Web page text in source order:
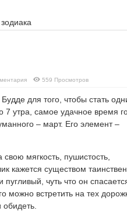
559 Просмотров
для того, чтобы стать
7 утра, самое удачное время
– март. Его элемент –
мягкость, пушистость,
кажется существом
пугливый, чуть что он
можно встретить на тех